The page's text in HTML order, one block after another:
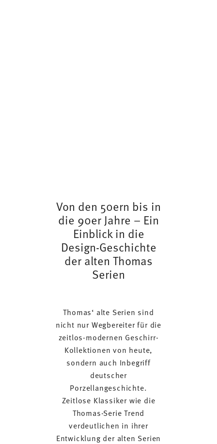
Von den 50ern bis in
die 90er Jahre – Ein
Einblick in die
Design-Geschichte
der alten Thomas
Serien
Thomas‘ alte Serien sind
nicht nur Wegbereiter für die
zeitlos-modernen Geschirr-
Kollektionen von heute,
sondern auch Inbegriff
deutscher
Porzellangeschichte.
Zeitlose Klassiker wie die
Thomas-Serie Trend
verdeutlichen in ihrer
Entwicklung der alten Serien